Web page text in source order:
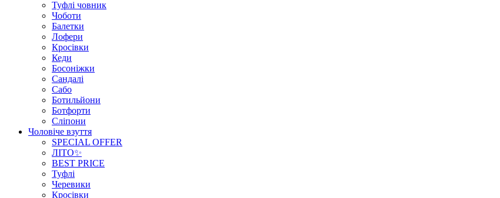
Туфлі човник
Чоботи
Балетки
Лофери
Кросівки
Кеди
Босоніжки
Сандалі
Сабо
Ботильйони
Ботфорти
Сліпони
Чоловіче взуття
SPECIAL OFFER
ЛІТО✨
BEST PRICE
Туфлі
Черевики
Кросівки